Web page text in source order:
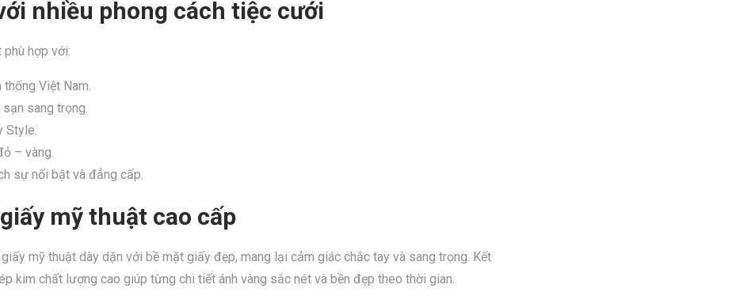
nhiều phong cách tiệc cưới
hợp với:
Việt Nam.
sang trọng.
Style.
– vàng.
sự nổi bật và đẳng cấp.
mỹ thuật cao cấp
mỹ thuật dày dặn với bề mặt giấy đẹp, mang lại cảm giác chắc tay và sang trọng. Kết
kim chất lượng cao giúp từng chi tiết ánh vàng sắc nét và bền đẹp theo thời gian.